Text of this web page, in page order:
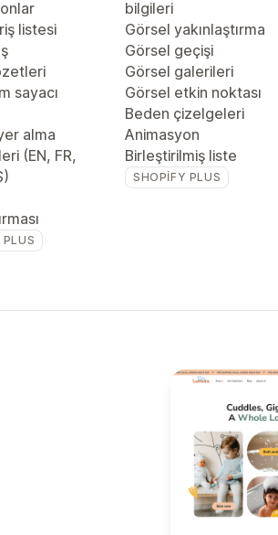
listesi
sayacı
alma
(EN, FR,
PLUS
bilgileri
Görsel yakınlaştırma
Görsel geçişi
Görsel galerileri
Görsel etkin noktası
Beden çizelgeleri
Animasyon
Birleştirilmiş liste
SHOPIFY PLUS